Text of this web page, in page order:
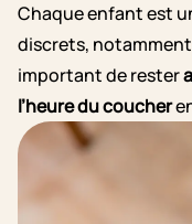
Chaque enfant est
discrets,
important de rester
l’heure du coucher